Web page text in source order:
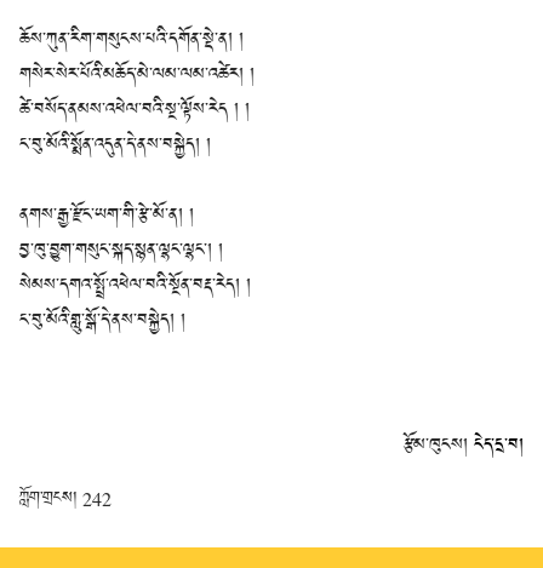
ཆོས་ཀུན་རིག་གསུངས་པའི་དགོན་སྡེ་ན། །
གསེར་སེར་པོའི་མཆོད་མེ་ལམ་ལམ་འཚེར། །
ཚེ་བསོད་ནམས་འཕེལ་བའི་སྔ་ལྟོས་རེད ། །
ང་བུ་མོའི་སྨོན་འདུན་དེ་ནས་བསྐྱེད། །
ནགས་རྒྱ་རྫོང་ཡག་གི་རྩེ་མོ་ན། །
བྱ་ཁུ་བྱུག་གསུང་སྐད་སྙན་ལྷང་ལྷང་། །
སེམས་དགའ་སྤྲོ་འཕེལ་བའི་སྔོན་བརྡ་རེད། །
ང་བུ་མོའི་གླུ་སྒོ་དེ་ནས་བསྐྱེད། །
རྩོམ་ཁུངས། ངེད་དྲ་བ།
ཀློག་གྲངས། 242